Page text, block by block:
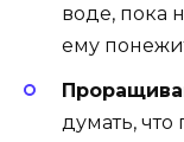
воде, пока
ему
думать, что